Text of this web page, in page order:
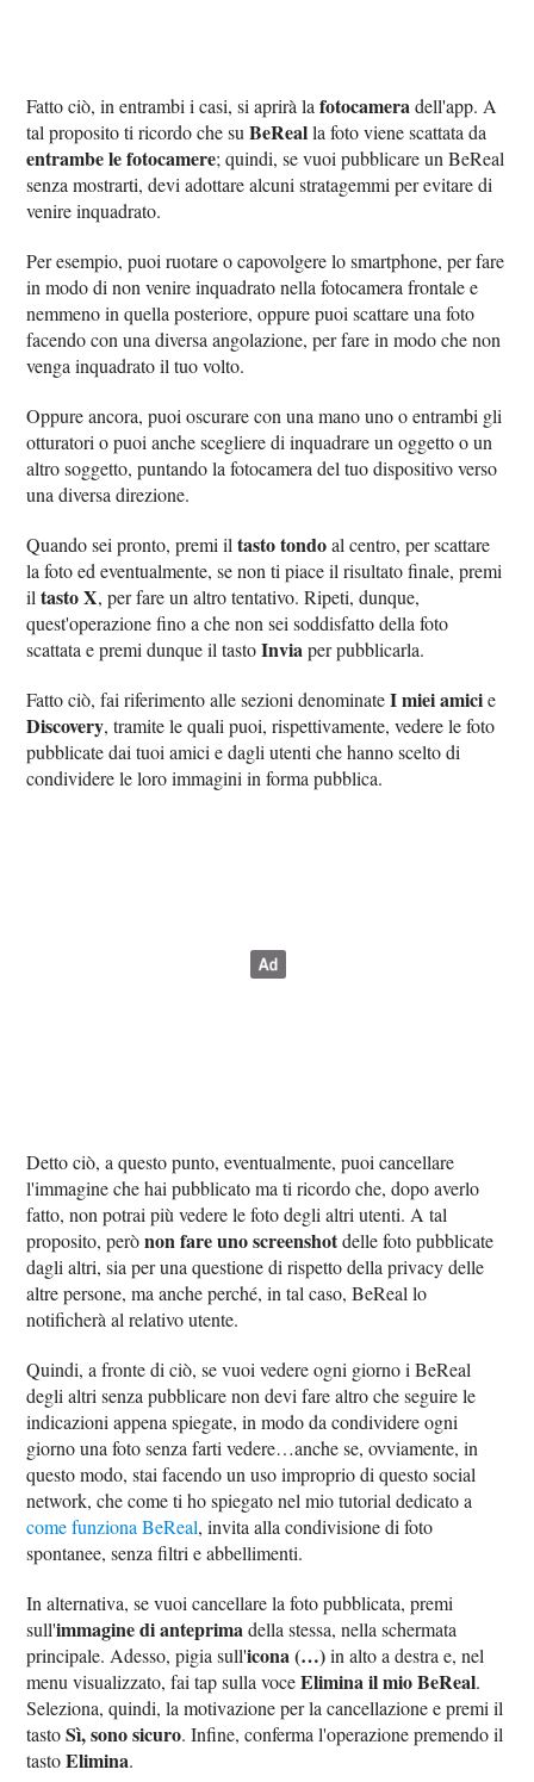
Fatto ciò, in entrambi i casi, si aprirà lafotocameradell'app. A
tal proposito ti ricordo che suBeRealla foto viene scattata da
entrambe le fotocamere; quindi, se vuoi pubblicare un BeReal
senza mostrarti, devi adottare alcuni stratagemmi per evitare di
venire inquadrato.
Per esempio, puoi ruotare o capovolgere lo smartphone, per fare
in modo di non venire inquadrato nella fotocamera frontale e
nemmeno in quella posteriore, oppure puoi scattare una foto
facendo con una diversa angolazione, per fare in modo che non
venga inquadrato il tuo volto.
Oppure ancora, puoi oscurare con una mano uno o entrambi gli
otturatori o puoi anche scegliere di inquadrare un oggetto o un
altro soggetto, puntando la fotocamera del tuo dispositivo verso
una diversa direzione.
Quando sei pronto, premi iltasto tondoal centro, per scattare
la foto ed eventualmente, se non ti piace il risultato finale, premi
iltasto X, per fare un altro tentativo. Ripeti, dunque,
quest'operazione fino a che non sei soddisfatto della foto
scattata e premi dunque il tastoInviaper pubblicarla.
Fatto ciò, fai riferimento alle sezioni denominateI miei amicie
Discovery, tramite le quali puoi, rispettivamente, vedere le foto
pubblicate dai tuoi amici e dagli utenti che hanno scelto di
condividere le loro immagini in forma pubblica.
Detto ciò, a questo punto, eventualmente, puoi cancellare
l'immagine che hai pubblicato ma ti ricordo che, dopo averlo
fatto, non potrai più vedere le foto degli altri utenti. A tal
proposito, perònon fare uno screenshotdelle foto pubblicate
dagli altri, sia per una questione di rispetto della privacy delle
altre persone, ma anche perché, in tal caso, BeReal lo
notificherà al relativo utente.
Quindi, a fronte di ciò, se vuoi vedere ogni giorno i BeReal
degli altri senza pubblicare non devi fare altro che seguire le
indicazioni appena spiegate, in modo da condividere ogni
giorno una foto senza farti vedere…anche se, ovviamente, in
questo modo, stai facendo un uso improprio di questo social
network, che come ti ho spiegato nel mio tutorial dedicato a
come funziona BeReal, invita alla condivisione di foto
spontanee, senza filtri e abbellimenti.
In alternativa, se vuoi cancellare la foto pubblicata, premi
sull'immagine di anteprimadella stessa, nella schermata
principale. Adesso, pigia sull'icona (…)in alto a destra e, nel
menu visualizzato, fai tap sulla voceElimina il mio BeReal.
Seleziona, quindi, la motivazione per la cancellazione e premi il
tastoSì, sono sicuro. Infine, conferma l'operazione premendo il
tastoElimina.